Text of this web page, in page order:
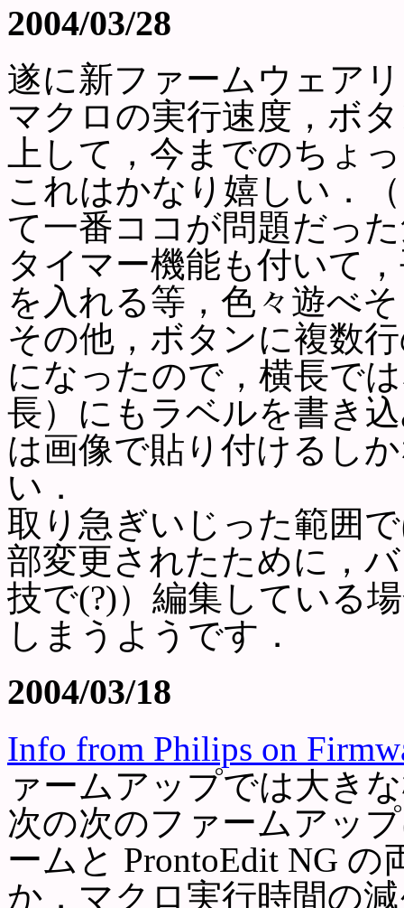
2004/03/28
遂に新ファームウェア
マクロの実行速度，ボ
上して，今までのちょ
これはかなり嬉しい．
て一番ココが問題だっ
タイマー機能も付いて
を入れる等，色々遊べ
その他，ボタンに複数
になったので，横長で
長）にもラベルを書き
は画像で貼り付けるし
い．
取り急ぎいじった範囲
部変更されたために，
技で(?)）編集している
しまうようです．
2004/03/18
Info from Philips on
ァームアップでは大き
次の次のファームアッ
ームと ProntoEdit NG
か．マクロ実行時間の